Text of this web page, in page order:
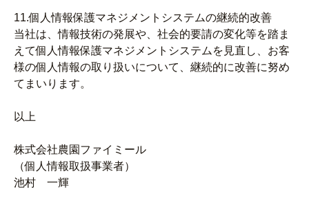
11.個人情報保護マネジメントシステムの継続的改善
当社は、情報技術の発展や、社会的要請の変化等を踏ま
えて個人情報保護マネジメントシステムを見直し、お客
様の個人情報の取り扱いについて、継続的に改善に努め
てまいります。
以上
株式会社農園ファイミール
（個人情報取扱事業者）
池村 一輝